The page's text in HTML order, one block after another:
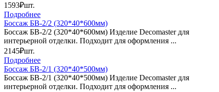
1593₽шт.
Подробнее
Боссаж БВ-2/2 (320*40*600мм)
Боссаж БВ-2/2 (320*40*600мм) Изделие Decomaster для
интерьерной отделки. Подходит для оформления ...
2145₽шт.
Подробнее
Боссаж БВ-2/1 (320*40*500мм)
Боссаж БВ-2/1 (320*40*500мм) Изделие Decomaster для
интерьерной отделки. Подходит для оформления ...